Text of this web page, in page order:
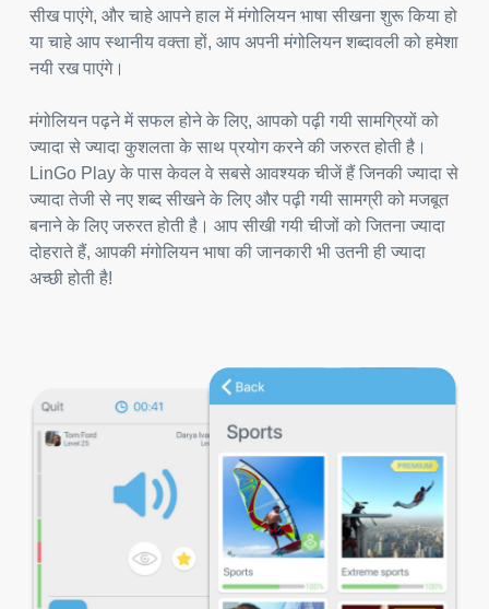
सीख पाएंगे, और चाहे आपने हाल में मंगोलियन भाषा सीखना शुरू किया हो
या चाहे आप स्थानीय वक्ता हों, आप अपनी मंगोलियन शब्दावली को हमेशा
नयी रख पाएंगे।
मंगोलियन पढ़ने में सफल होने के लिए, आपको पढ़ी गयी सामग्रियों को
ज्यादा से ज्यादा कुशलता के साथ प्रयोग करने की जरुरत होती है।
LinGo Play के पास केवल वे सबसे आवश्यक चीजें हैं जिनकी ज्यादा से
ज्यादा तेजी से नए शब्द सीखने के लिए और पढ़ी गयी सामग्री को मजबूत
बनाने के लिए जरुरत होती है। आप सीखी गयी चीजों को जितना ज्यादा
दोहराते हैं, आपकी मंगोलियन भाषा की जानकारी भी उतनी ही ज्यादा
अच्छी होती है!